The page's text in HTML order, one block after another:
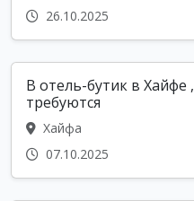
26.10.2025
В отель-бутик в
требуются
Хайфа
07.10.2025